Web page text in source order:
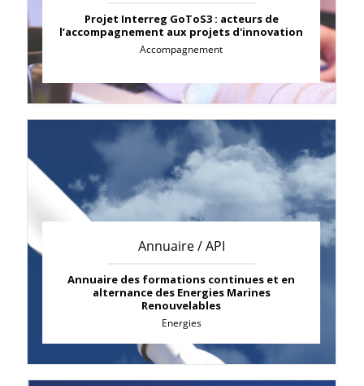
Projet Interreg GoToS3 : acteurs de
l’accompagnement aux projets d'innovation
Accompagnement
Annuaire / API
Annuaire des formations continues et en
alternance des Energies Marines
Renouvelables
Energies